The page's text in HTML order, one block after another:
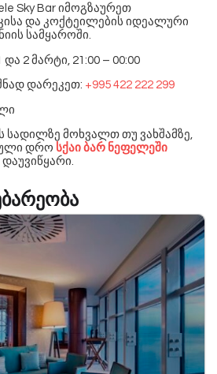
Sky Bar იმოგზაურეთ
და კოქტეილების იდეალური
სამყაროში.
2 მარტი, 21:00 – 00:00
დარეკეთ: +995 422 222 299
სადილზე მოხვალთ თუ ვახშამზე,
დრო სქაი ბარ ნეფელეში